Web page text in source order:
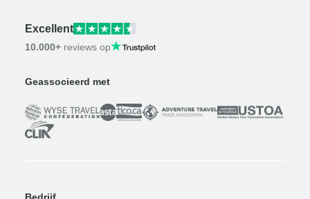
Excellent
10.000+ reviews op
Geassocieerd met